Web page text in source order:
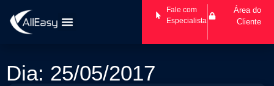
Fale com
Especialista
Área do
Cliente
Dia: 25/05/2017